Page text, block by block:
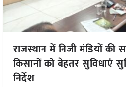
राजस्थान में निजी मंडियों की
किसानों को बेहतर सुविधाएं
निर्देश